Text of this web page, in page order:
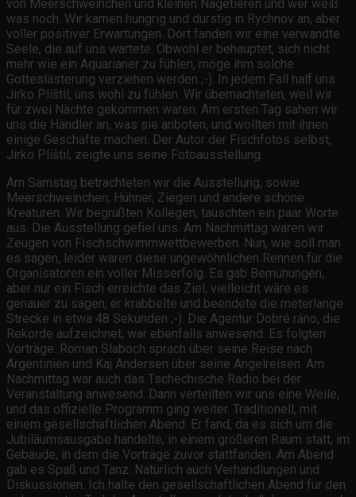
von Meerschweinchen und kleinen Nagetieren und wer weiß
was noch. Wir kamen hungrig und durstig in Rychnov an, aber
voller positiver Erwartungen. Dort fanden wir eine verwandte
Seele, die auf uns wartete. Obwohl er behauptet, sich nicht
mehr wie ein Aquarianer zu fühlen, möge ihm solche
Gotteslästerung verziehen werden ;-). In jedem Fall half uns
Jirko Plíštil, uns wohl zu fühlen. Wir übernachteten, weil wir
für zwei Nächte gekommen waren. Am ersten Tag sahen wir
uns die Händler an, was sie anboten, und wollten mit ihnen
einige Geschäfte machen. Der Autor der Fischfotos selbst,
Jirko Plíštil, zeigte uns seine Fotoausstellung.
Am Samstag betrachteten wir die Ausstellung, sowie
Meerschweinchen, Hühner, Ziegen und andere schöne
Kreaturen. Wir begrüßten Kollegen, tauschten ein paar Worte
aus. Die Ausstellung gefiel uns. Am Nachmittag waren wir
Zeugen von Fischschwimmwettbewerben. Nun, wie soll man
es sagen, leider waren diese ungewöhnlichen Rennen für die
Organisatoren ein voller Misserfolg. Es gab Bemühungen,
aber nur ein Fisch erreichte das Ziel, vielleicht wäre es
genauer zu sagen, er krabbelte und beendete die meterlange
Strecke in etwa 48 Sekunden ;-). Die Agentur Dobré ráno, die
Rekorde aufzeichnet, war ebenfalls anwesend. Es folgten
Vorträge. Roman Slaboch sprach über seine Reise nach
Argentinien und Kaj Andersen über seine Angelreisen. Am
Nachmittag war auch das Tschechische Radio bei der
Veranstaltung anwesend. Dann verteilten wir uns eine Weile,
und das offizielle Programm ging weiter. Traditionell, mit
einem gesellschaftlichen Abend. Er fand, da es sich um die
Jubiläumsausgabe handelte, in einem größeren Raum statt, im
Gebäude, in dem die Vorträge zuvor stattfanden. Am Abend
gab es Spaß und Tanz. Natürlich auch Verhandlungen und
Diskussionen. Ich halte den gesellschaftlichen Abend für den